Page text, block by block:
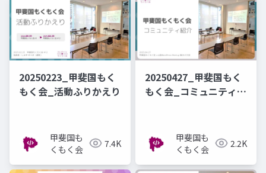
20250223_甲斐国もく
もく会_活動ふりかえり
甲斐国も
くもく会
7.4K
20250427_甲斐国もく
もく会_コミュニティ紹
甲斐国も
くもく会
2.2K